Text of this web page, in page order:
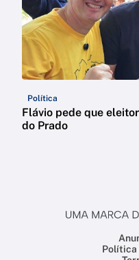
Política
Flávio pede que
do Prado
Política